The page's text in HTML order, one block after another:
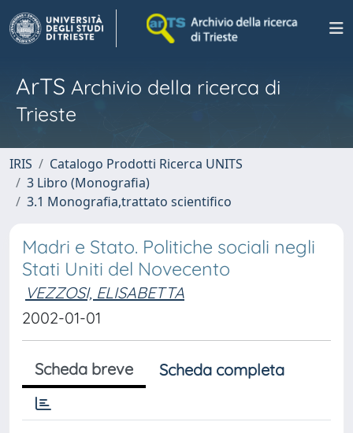
ArTS Archivio della ricerca di
Trieste
IRIS
Catalogo Prodotti Ricerca UNITS
3 Libro (Monografia)
3.1 Monografia,trattato scientifico
Madri e Stato. Politiche sociali negli
Stati Uniti del Novecento
VEZZOSI, ELISABETTA
2002-01-01
Scheda breve Scheda completa